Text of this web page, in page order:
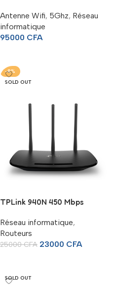
Antenne Wifi, 5Ghz, Réseau
informatique
95000 CFA
-8%
SOLD OUT
TPLink 940N 450 Mbps
Réseau informatique,
Routeurs
25000CFA 23000 CFA
SOLD OUT